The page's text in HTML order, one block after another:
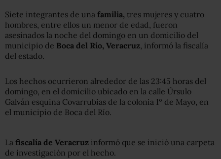
Siete integrantes de una familia, tres mujeres y cuatro
hombres, entre ellos un menor de edad, fueron
asesinados la noche del domingo en un domicilio del
municipio de Boca del Río, Veracruz, informó la fiscalía
del estado.
Los hechos ocurrieron alrededor de las 23:45 horas del
domingo, en el domicilio ubicado en la calle Úrsulo
Galván esquina Covarrubias de la colonia 1º de Mayo, en
el municipio de Boca del Río.
La fiscalía de Veracruz informó que se inició una carpeta
de investigación por el hecho.